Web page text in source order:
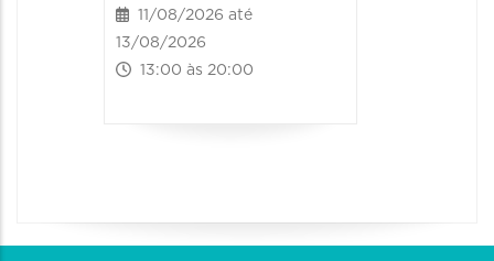
11/08/2026 até
13/08/2026
13:00 às 20:00